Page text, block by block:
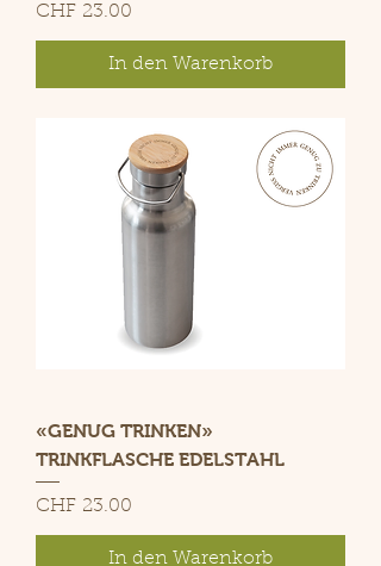
Preis
CHF 23.00
In den Warenkorb
«GENUG TRINKEN»
TRINKFLASCHE EDELSTAHL
Preis
CHF 23.00
In den Warenkorb